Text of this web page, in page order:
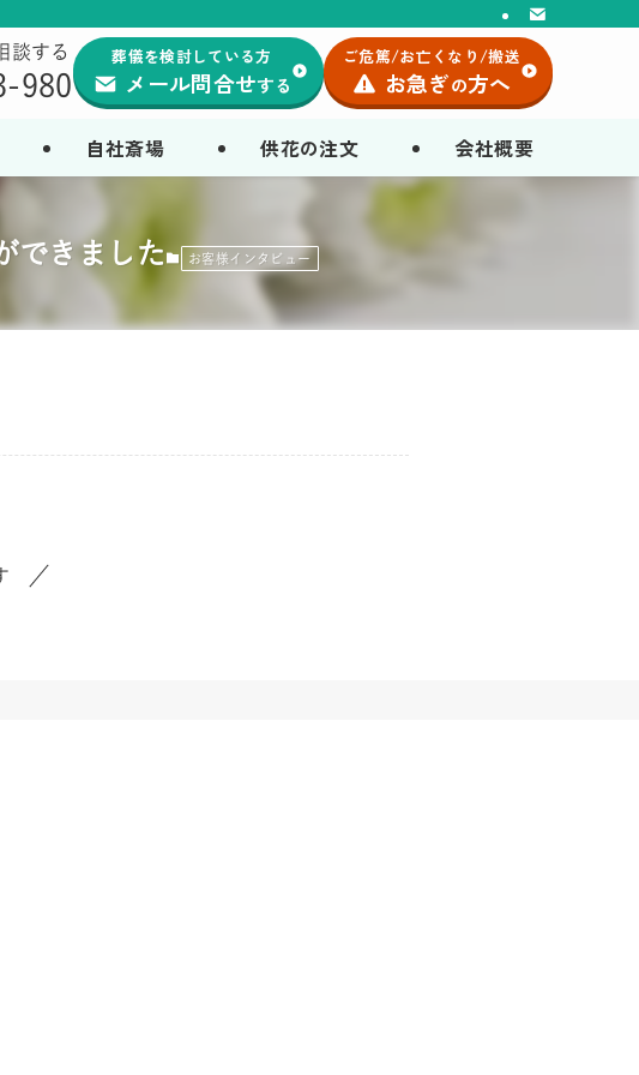
自社斎場 供花の注文 会社概要
談する
980
葬儀を検討している方
メール問合せする
ご危篤/お亡くなり/搬送
お急ぎの方へ
できました お客様インタビュー